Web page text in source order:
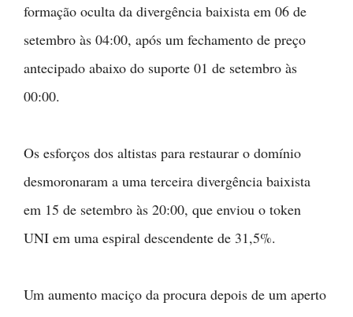
formação oculta da divergência baixista em 06 de
setembro às 04:00, após um fechamento de preço
antecipado abaixo do suporte 01 de setembro às
00:00.
Os esforços dos altistas para restaurar o domínio
desmoronaram a uma terceira divergência baixista
em 15 de setembro às 20:00, que enviou o token
UNI em uma espiral descendente de 31,5%.
Um aumento maciço da procura depois de um aperto